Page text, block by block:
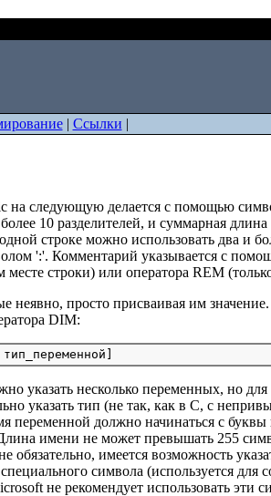
| Ссылки |
на следующую делается с помощью
10 разделителей, и суммарная
строке можно использовать два и
':'. Комментарий указывается с
строки) или оператора REM
неявно, просто присваивая им
DIM:
указать несколько переменных, но
указать тип (не так, как в C, с
переменной должно начинаться с
имени не может превышать 255
обязательно, имеется возможность
символа (используется для
не рекомендует использовать эти